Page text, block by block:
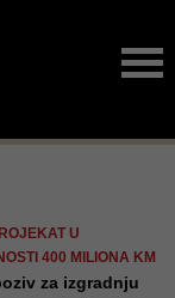
U
400 MILIONA KM
za izgradnju